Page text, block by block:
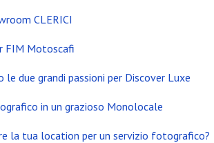
CLERICI
FIM Motoscafi
due grandi passioni per Discover Luxe
in un grazioso Monolocale
la tua location per un servizio fotografico?